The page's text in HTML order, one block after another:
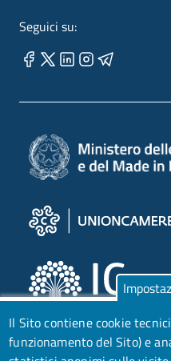
Seguici su:
Il Sito contiene cookie
funzionamento del Sito) e